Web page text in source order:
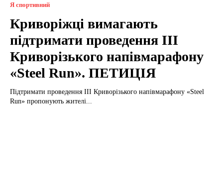
Я спортивний
Криворіжці вимагають
підтримати проведення III
Криворізького напівмарафону
«Steel Run». ПЕТИЦІЯ
Підтримати проведення III Криворізького напівмарафону «Steel
Run» пропонують жителі...